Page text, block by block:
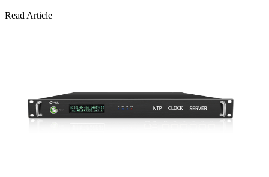
Read Article